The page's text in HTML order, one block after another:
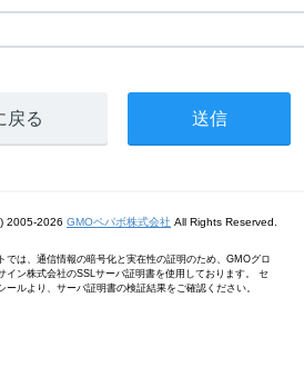
戻る
2005-2026 GMOペパボ株式会社 All Rights Reserved.
では、通信情報の暗号化と実在性の証明のため、GMOグロ
イン株式会社のSSLサーバ証明書を使用しております。 セ
ールより、サーバ証明書の検証結果をご確認ください。